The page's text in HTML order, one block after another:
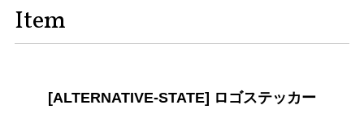
Item
[ALTERNATIVE-STATE] ロゴステッカー